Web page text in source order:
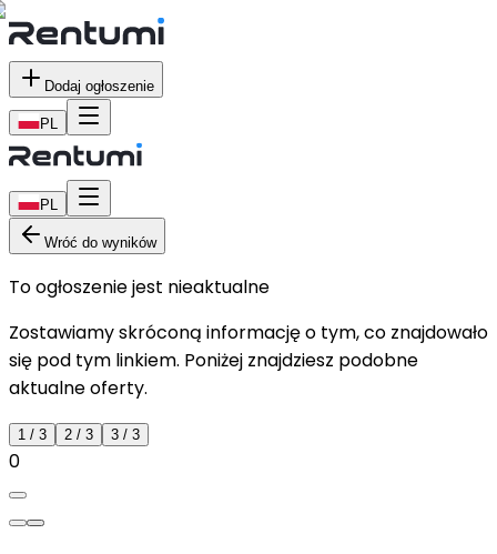
Dodaj ogłoszenie
PL
PL
Wróć do wyników
To ogłoszenie jest nieaktualne
Zostawiamy skróconą informację o tym, co znajdowało
się pod tym linkiem. Poniżej znajdziesz podobne
aktualne oferty.
1 / 3 2 / 3 3 / 3
0